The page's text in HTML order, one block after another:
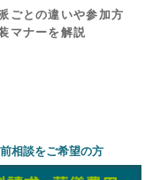
ごとの違いや参加方
マナーを解説
相談をご希望の方